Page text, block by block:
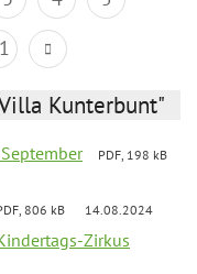
Kunterbunt"
PDF, 198 kB
806 kB 14.08.2024
Zirkus